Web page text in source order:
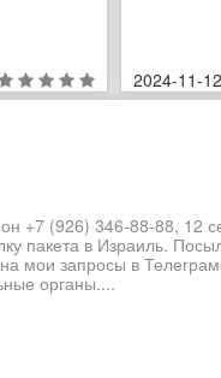
2024-11-12
+7 (926) 346-88-88, 12
пакета в Израиль.
мои запросы в
органы....